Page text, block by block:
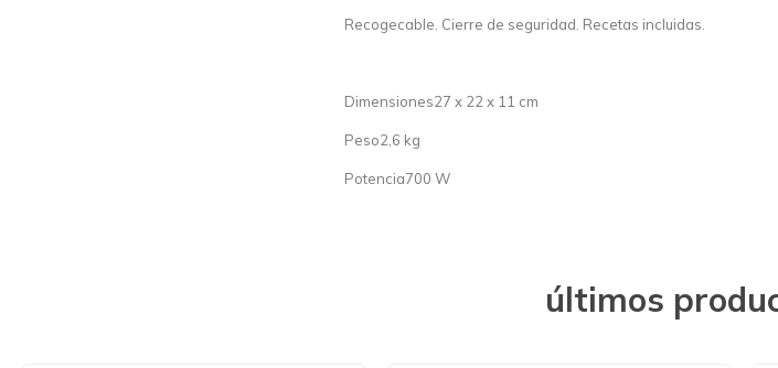
Recogecable. Cierre de seguridad. Recetas incluidas.
Dimensiones27 x 22 x 11 cm
Peso2,6 kg
Potencia700 W
últimos